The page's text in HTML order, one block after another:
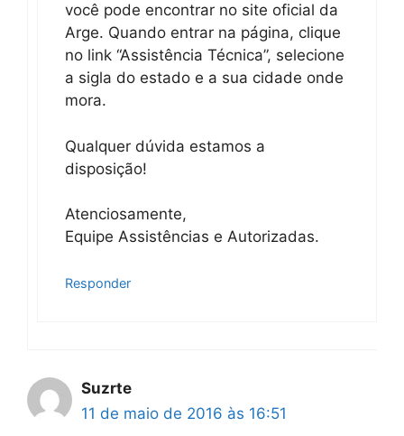
você pode encontrar no site oficial da
Arge. Quando entrar na página, clique
no link “Assistência Técnica”, selecione
a sigla do estado e a sua cidade onde
mora.
Qualquer dúvida estamos a
disposição!
Atenciosamente,
Equipe Assistências e Autorizadas.
Responder
Suzrte
11 de maio de 2016 às 16:51